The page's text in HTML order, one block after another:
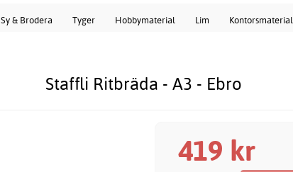
Sy & Brodera Tyger Hobbymaterial Lim Kontorsmaterial
Staffli Ritbräda - A3 - Ebro
419 kr